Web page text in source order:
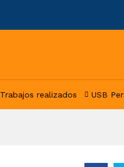
Trabajos realizados USB